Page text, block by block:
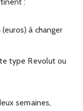
à changer
type Revolut ou
semaines,